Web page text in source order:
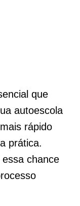
que
autoescola
rápido
prática.
chance